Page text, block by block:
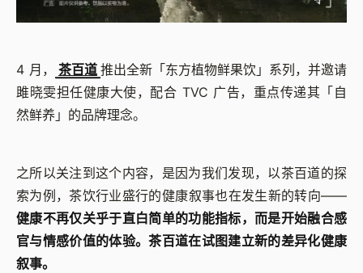
4 月， 茶百道 推出全新「东方植物鲜果饮」系列，并邀请
雎晓雯担任健康大使，配合 TVC 广告，重点传递其「自
然鲜养」的品牌理念。
之所以关注到这个内容，是因为我们发现，以茶百道的探
索为例，茶饮行业盛行的健康叙事也在发生新的转向——
健康不再仅关乎于直白简单的功能指标，而是开始融合感
官与情感价值的体验。茶百道在试图建立新的差异化健康
叙事。